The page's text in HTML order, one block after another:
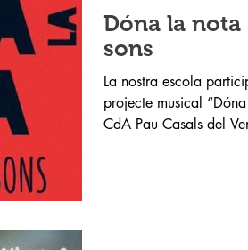
Dóna la nota
sons
La nostra escola
projecte musical